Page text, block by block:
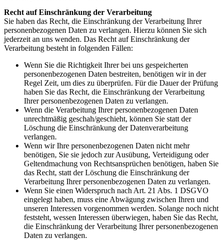
Recht auf Einschränkung der Verarbeitung
Sie haben das Recht, die Einschränkung der Verarbeitung Ihrer
personenbezogenen Daten zu verlangen. Hierzu können Sie sich
jederzeit an uns wenden. Das Recht auf Einschränkung der
Verarbeitung besteht in folgenden Fällen:
Wenn Sie die Richtigkeit Ihrer bei uns gespeicherten
personenbezogenen Daten bestreiten, benötigen wir in der
Regel Zeit, um dies zu überprüfen. Für die Dauer der Prüfung
haben Sie das Recht, die Einschränkung der Verarbeitung
Ihrer personenbezogenen Daten zu verlangen.
Wenn die Verarbeitung Ihrer personenbezogenen Daten
unrechtmäßig geschah/geschieht, können Sie statt der
Löschung die Einschränkung der Datenverarbeitung
verlangen.
Wenn wir Ihre personenbezogenen Daten nicht mehr
benötigen, Sie sie jedoch zur Ausübung, Verteidigung oder
Geltendmachung von Rechtsansprüchen benötigen, haben Sie
das Recht, statt der Löschung die Einschränkung der
Verarbeitung Ihrer personenbezogenen Daten zu verlangen.
Wenn Sie einen Widerspruch nach Art. 21 Abs. 1 DSGVO
eingelegt haben, muss eine Abwägung zwischen Ihren und
unseren Interessen vorgenommen werden. Solange noch nicht
feststeht, wessen Interessen überwiegen, haben Sie das Recht,
die Einschränkung der Verarbeitung Ihrer personenbezogenen
Daten zu verlangen.